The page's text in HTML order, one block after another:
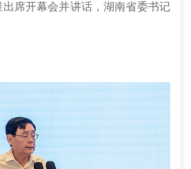
席开幕会并讲话，湖南省委书记